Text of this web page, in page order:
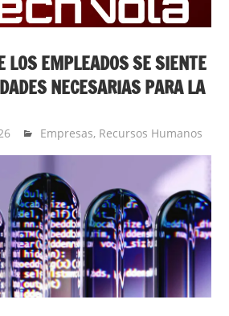
LOS EMPLEADOS SE SIENTE
NECESARIAS PARA LA
Ernesto Herrera
Empresas, Recursos Humanos